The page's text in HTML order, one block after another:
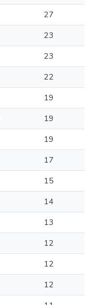
27
23
23
22
19
19
19
17
15
14
13
12
12
12